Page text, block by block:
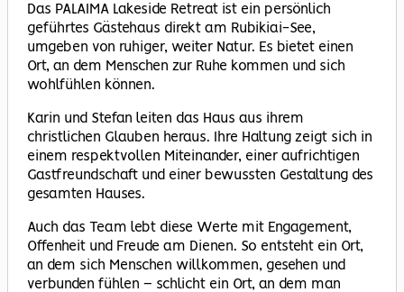
Das PALAIMA Lakeside Retreat ist ein persönlich
geführtes Gästehaus direkt am Rubikiai-See,
umgeben von ruhiger, weiter Natur. Es bietet einen
Ort, an dem Menschen zur Ruhe kommen und sich
wohlfühlen können.
Karin und Stefan leiten das Haus aus ihrem
christlichen Glauben heraus. Ihre Haltung zeigt sich in
einem respektvollen Miteinander, einer aufrichtigen
Gastfreundschaft und einer bewussten Gestaltung des
gesamten Hauses.
Auch das Team lebt diese Werte mit Engagement,
Offenheit und Freude am Dienen. So entsteht ein Ort,
an dem sich Menschen willkommen, gesehen und
verbunden fühlen – schlicht ein Ort, an dem man